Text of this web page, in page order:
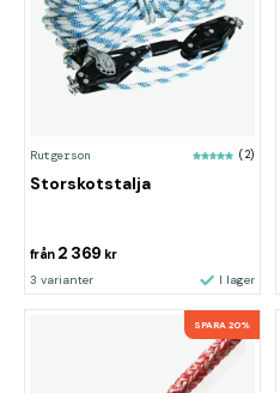
Rutgerson (2)
Storskotstalja
från 2 369 kr
3 varianter I lager
SPARA 20%